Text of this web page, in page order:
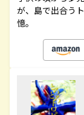
が、島で出合う
憶。